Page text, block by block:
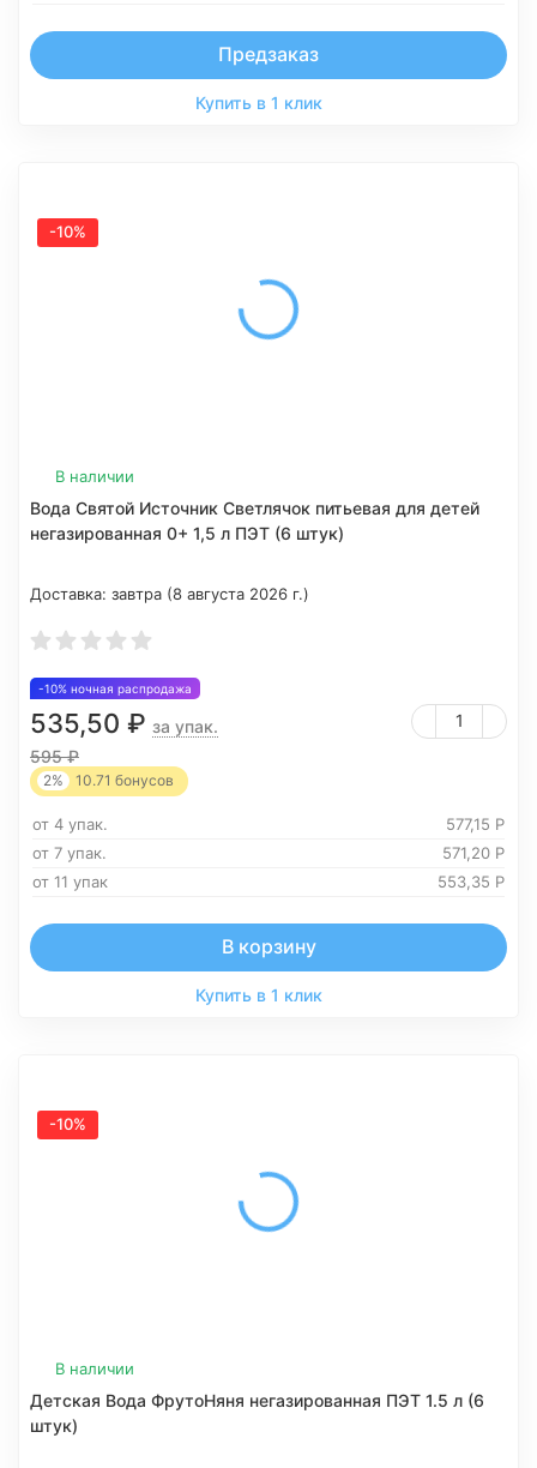
Предзаказ
Купить в 1 клик
-10%
В наличии
Вода Святой Источник Светлячок питьевая для детей
негазированная 0+ 1,5 л ПЭТ (6 штук)
Доставка: завтра (8 августа 2026 г.)
-10% ночная распродажа
535,50 ₽ за упак.
595₽
2% 10.71 бонусов
от 4 упак. 577,15 Р
от 7 упак.
571,20 Р
от 11 упак
553,35 Р
В корзину
Купить в 1 клик
-10%
В наличии
Детская Вода ФрутоНяня негазированная ПЭТ 1.5 л (6
штук)